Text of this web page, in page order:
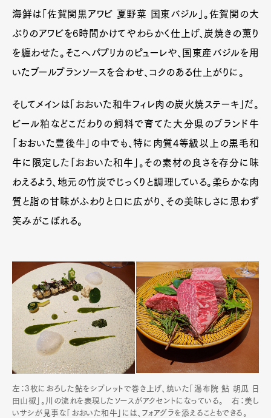
海鮮は「佐賀関黒アワビ 夏野菜 国東バジル」。佐賀関の大
ぶりのアワビを6時間かけてやわらかく仕上げ、炭焼きの薫り
を纏わせた。そこへパプリカのピューレや、国東産バジルを用
いたブールブランソースを合わせ、コクのある仕上がりに。
そしてメインは「おおいた和牛フィレ肉の炭火焼ステーキ」だ。
ビール粕などこだわりの飼料で育てた大分県のブランド牛
「おおいた豊後牛」の中でも、特に肉質4等級以上の黒毛和
牛に限定した「おおいた和牛」。その素材の良さを存分に味
わえるよう、地元の竹炭でじっくりと調理している。柔らかな肉
質と脂の甘味がふわりと口に広がり、その美味しさに思わず
笑みがこぼれる。
左：3枚におろした鮎をシブレットで巻き上げ、焼いた「湯布院 鮎 胡瓜 日
田山椒」。川の流れを表現したソースがアクセントになっている。 右：美し
いサシが見事な「おおいた和牛」には、フォアグラを添えることもできる。